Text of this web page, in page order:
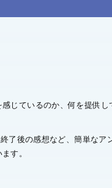
じているのか、何を提供
了後の感想など、簡単な
す。